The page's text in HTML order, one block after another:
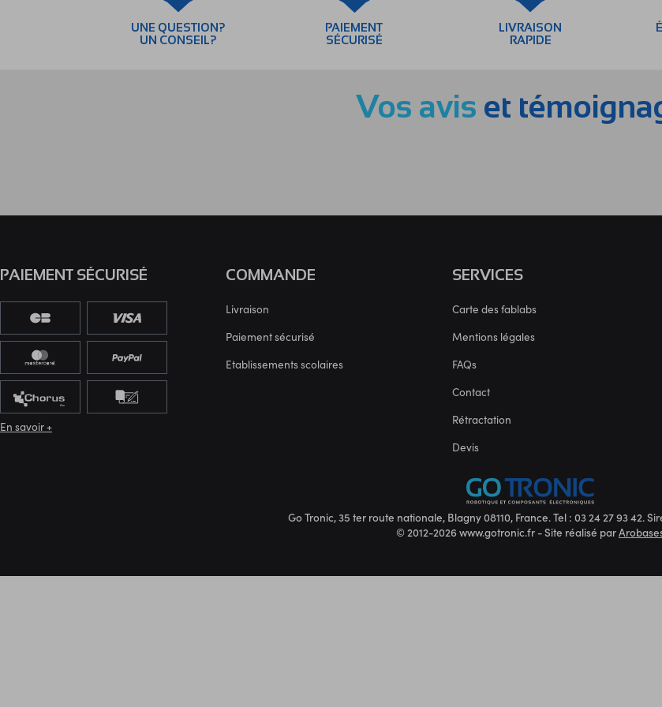
UNE QUESTION?
UN CONSEIL?
PAIEMENT
SÉCURISÉ
LIVRAISON
RAPIDE
Vos avis et
COMMANDE
Livraison
Paiement sécurisé
Etablissements scolaires
SERVICES
Carte des fablabs
Mentions légales
FAQs
Contact
Rétractation
Devis
PAIEMENT SÉCURISÉ
En savoir +
Go Tronic, 35 ter route nationale, Blagny 08110, France. Tel : 03 24 27 93 42.
© 2012-2026 www.gotronic.fr - Site réalisé par